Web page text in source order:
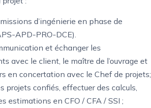
d’ingénierie en phase de
APD-PRO-DCE).
et échanger les
avec le client, le maître de l’ouvrage et
en concertation avec le Chef de projets;
projets confiés, effectuer des calculs,
estimations en CFO / CFA / SSI ;